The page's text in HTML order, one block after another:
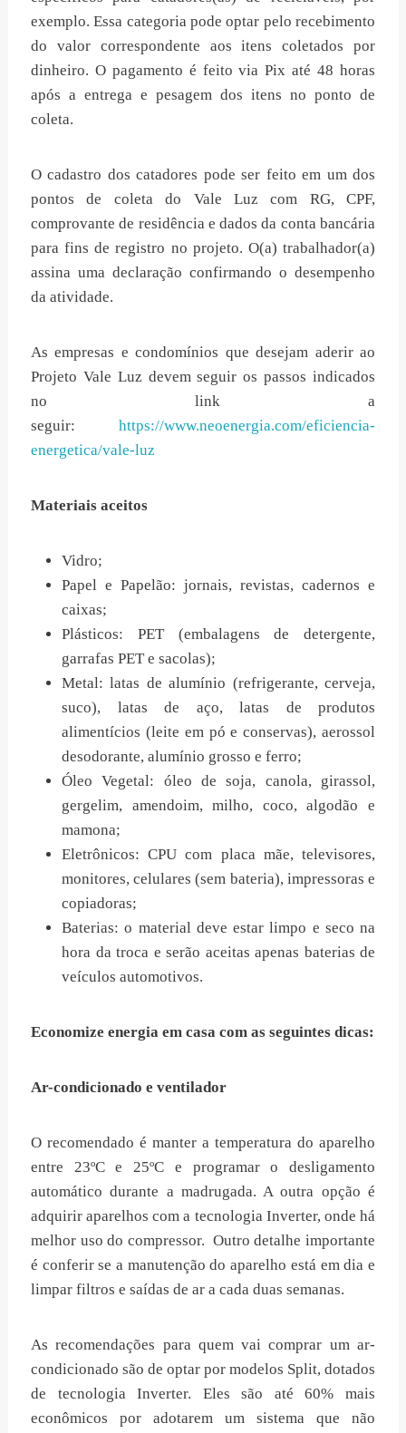
exemplo. Essa categoria pode optar pelo recebimento
do valor correspondente aos itens coletados por
dinheiro. O pagamento é feito via Pix até 48 horas
após a entrega e pesagem dos itens no ponto de
coleta.
O cadastro dos catadores pode ser feito em um dos
pontos de coleta do Vale Luz com RG, CPF,
comprovante de residência e dados da conta bancária
para fins de registro no projeto. O(a) trabalhador(a)
assina uma declaração confirmando o desempenho
da atividade.
As empresas e condomínios que desejam aderir ao
Projeto Vale Luz devem seguir os passos indicados
no link a
seguir: https://www.neoenergia.com/eficiencia-
energetica/vale-luz
Materiais aceitos
Vidro;
Papel e Papelão: jornais, revistas, cadernos e
caixas;
Plásticos: PET (embalagens de detergente,
garrafas PET e sacolas);
Metal: latas de alumínio (refrigerante, cerveja,
suco), latas de aço, latas de produtos
alimentícios (leite em pó e conservas), aerossol
desodorante, alumínio grosso e ferro;
Óleo Vegetal: óleo de soja, canola, girassol,
gergelim, amendoim, milho, coco, algodão e
mamona;
Eletrônicos: CPU com placa mãe, televisores,
monitores, celulares (sem bateria), impressoras e
copiadoras;
Baterias: o material deve estar limpo e seco na
hora da troca e serão aceitas apenas baterias de
veículos automotivos.
Economize energia em casa com as seguintes dicas:
Ar-condicionado e ventilador
O recomendado é manter a temperatura do aparelho
entre 23ºC e 25ºC e programar o desligamento
automático durante a madrugada. A outra opção é
adquirir aparelhos com a tecnologia Inverter, onde há
melhor uso do compressor. Outro detalhe importante
é conferir se a manutenção do aparelho está em dia e
limpar filtros e saídas de ar a cada duas semanas.
As recomendações para quem vai comprar um ar-
condicionado são de optar por modelos Split, dotados
de tecnologia Inverter. Eles são até 60% mais
econômicos por adotarem um sistema que não